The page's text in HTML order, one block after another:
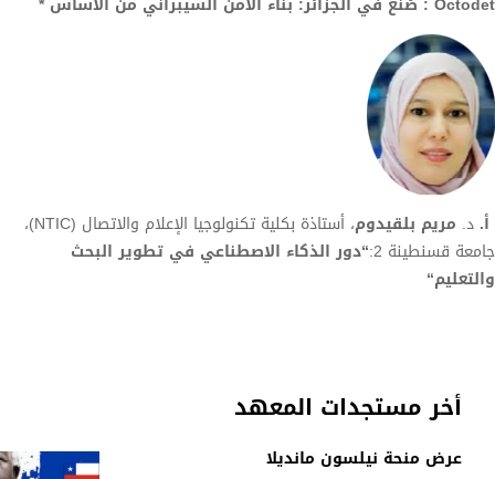
أخر مستجدات المعهد
عرض منحة نيلسون مانديلا
أ. د. مريم بلقيدوم
، أستاذة بكلية تكنولوجيا الإعلام والاتصال (NTIC)،
جامعة قسنطينة 2:
“دور الذكاء الاصطناعي في تطوير البحث
والتعليم“